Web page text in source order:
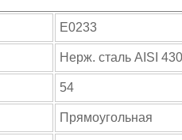
E0233
Нерж. сталь AISI
54
Прямоугольная